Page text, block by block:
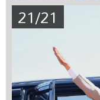
21/21